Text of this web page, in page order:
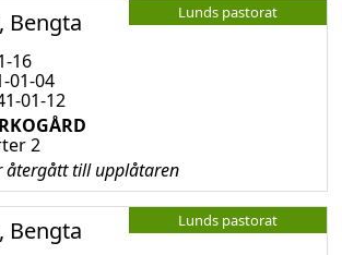
Lunds pastorat
Bengta
16
01-04
01-12
2
återgått till upplåtaren
Lunds pastorat
Bengta